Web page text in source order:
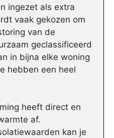
ingezet als extra
vaak gekozen om
van de
geclassificeerd
in bijna elke woning
hebben een heel
heeft direct en
af.
kan je